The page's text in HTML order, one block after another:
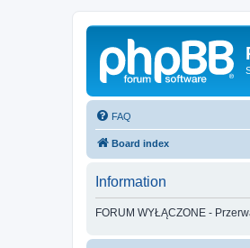
FAQ
Board index
Information
FORUM WYŁĄCZONE -